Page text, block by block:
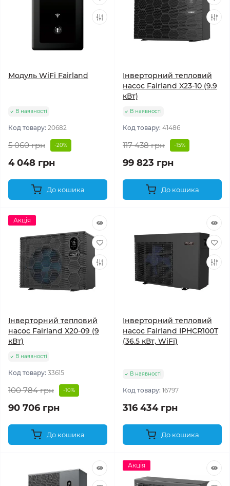
Модуль WiFi Fairland
В наявності
Код товару: 20682
5 060 грн -20%
4 048 грн
До кошика
Інверторний тепловий
насос Fairland X23-10 (9.9
кВт)
В наявності
Код товару: 41486
117 438 грн -15%
99 823 грн
До кошика
Акція
Інверторний тепловий
насос Fairland X20-09 (9
кВт)
В наявності
Код товару: 33615
100 784 грн -10%
90 706 грн
До кошика
Інверторний тепловий
насос Fairland IPHCR100T
(36.5 кВт, WiFi)
В наявності
Код товару: 16797
316 434 грн
До кошика
Акція